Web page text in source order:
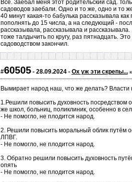
Всё. Заебал меня этот родительский сад.
садоводов заебали. Одно и то же, одно и то
40 минут какая-то бабулька рассказывала
пополнять до 15 числа, а на следующий -
рассказывала, рассказывала и
тоже талдычить по кругу, раз пятнадцать.
садоводством закончил.
#60505- 28.09.2024 - Ох уж эти скрепы...
Вымирает народ наш, что же делать?
1.Решили повысить духовность посредством
же школ, больниц, поликлиник, особенно в
- Не помогло, не плодится народ.
2. Решили повысить моральный облик путём
ЛПВГ.
- Не помогло, не плодится народ.
3. Обратно решили повысить духовность
опять
- Не помогло, не плодится народ.